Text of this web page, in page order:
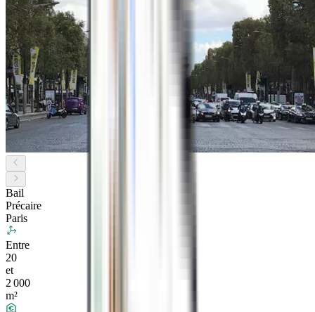
Bail
Précaire
Paris
Entre
20
et
2 000
m²